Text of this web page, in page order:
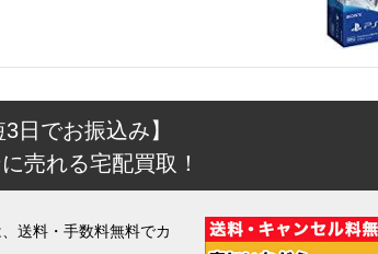
3日でお振込み】
売れる宅配買取！
送料・手数料無料でカ